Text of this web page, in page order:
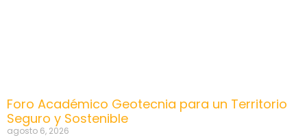
Foro Académico Geotecnia para un Territorio
Seguro y Sostenible
agosto 6, 2026